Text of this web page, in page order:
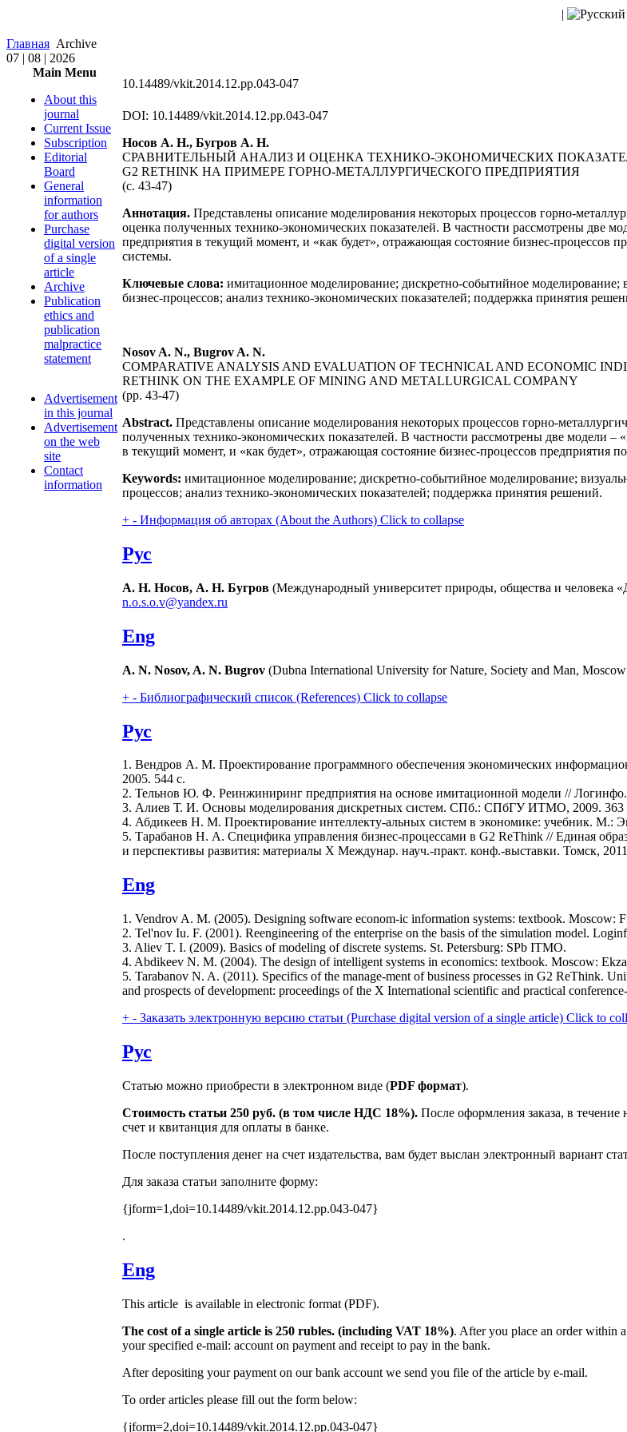
|
Главная Archive
07 | 08 | 2026
Main Menu
About this
journal
Current Issue
Subscription
Editorial
Board
General
information
for authors
Purchase
digital version
of a single
article
Archive
Publication
ethics and
publication
malpractice
statement
Advertisement
in this journal
Advertisement
on the web
site
Contact
information
10.14489/vkit.2014.12.pp.043-047
DOI: 10.14489/vkit.2014.12.pp.043-047
Носов А. Н., Бугров А. Н.
СРАВНИТЕЛЬНЫЙ АНАЛИЗ И ОЦЕНКА ТЕХНИКО-ЭКОНОМИЧЕСКИХ
G2 RETHINK НА ПРИМЕРЕ ГОРНО-МЕТАЛЛУРГИЧЕСКОГО ПРЕДПРИЯТИЯ
(с. 43-47)
Аннотация. Представлены описание моделирования некоторых процессов горно-
оценка полученных технико-экономических показателей. В частности рассмотрены две
предприятия в текущий момент, и «как будет», отражающая состояние бизнес-процессов
системы.
Ключевые слова: имитационное моделирование; дискретно-событийное моделирование;
бизнес-процессов; анализ технико-экономических показателей; поддержка принятия
Nosov A. N., Bugrov A. N.
COMPARATIVE ANALYSIS AND EVALUATION OF TECHNICAL AND ECONOMIC
RETHINK ON THE EXAMPLE OF MINING AND METALLURGICAL COMPANY
(pp. 43-47)
Abstract. Представлены описание моделирования некоторых процессов горно-
полученных технико-экономических показателей. В частности рассмотрены две модели –
в текущий момент, и «как будет», отражающая состояние бизнес-процессов предприятия
Keywords: имитационное моделирование; дискретно-событийное моделирование;
процессов; анализ технико-экономических показателей; поддержка принятия решений.
+ - Информация об авторах (About the Authors) Click to collapse
Рус
А. Н. Носов, А. Н. Бугров (Международный университет природы, общества и человека
n.o.s.o.v@yandex.ru
Eng
A. N. Nosov, A. N. Bugrov (Dubna International University for Nature, Society and Man,
+ - Библиографический список (References) Click to collapse
Рус
1. Вендров А. М. Проектирование программного обеспечения экономических
2005. 544 с.
2. Тельнов Ю. Ф. Реинжиниринг предприятия на основе имитационной модели //
3. Алиев Т. И. Основы моделирования дискретных систем. СПб.: СПбГУ ИТМО, 2009. 363
4. Абдикеев Н. М. Проектирование интеллекту-альных систем в экономике: учебник. М.:
5. Тарабанов Н. А. Специфика управления бизнес-процессами в G2 ReThink // Единая
и перспективы развития: материалы X Междунар. науч.-практ. конф.-выставки. Томск,
Eng
1. Vendrov A. M. (2005). Designing software econom-ic information systems: textbook. Moscow:
2. Tel'nov Iu. F. (2001). Reengineering of the enterprise on the basis of the simulation model.
3. Aliev T. I. (2009). Basics of modeling of discrete systems. St. Petersburg: SPb ITMO.
4. Abdikeev N. M. (2004). The design of intelligent systems in economics: textbook. Moscow:
5. Tarabanov N. A. (2011). Specifics of the manage-ment of business processes in G2 ReThink.
and prospects of development: proceedings of the X International scientific and practical
+ - Заказать электронную версию статьи (Purchase digital version of a single article) Click to
Рус
Статью можно приобрести в электронном виде (PDF формат).
Стоимость статьи 250 руб. (в том числе НДС 18%). После оформления заказа, в
счет и квитанция для оплаты в банке.
После поступления денег на счет издательства, вам будет выслан электронный вариант
Для заказа статьи заполните форму:
{jform=1,doi=10.14489/vkit.2014.12.pp.043-047}
.
Eng
This article is available in electronic format (PDF).
The cost of a single article is 250 rubles. (including VAT 18%). After you place an order within
your specified e-mail: account on payment and receipt to pay in the bank.
After depositing your payment on our bank account we send you file of the article by e-mail.
To order articles please fill out the form below:
{jform=2,doi=10.14489/vkit.2014.12.pp.043-047}